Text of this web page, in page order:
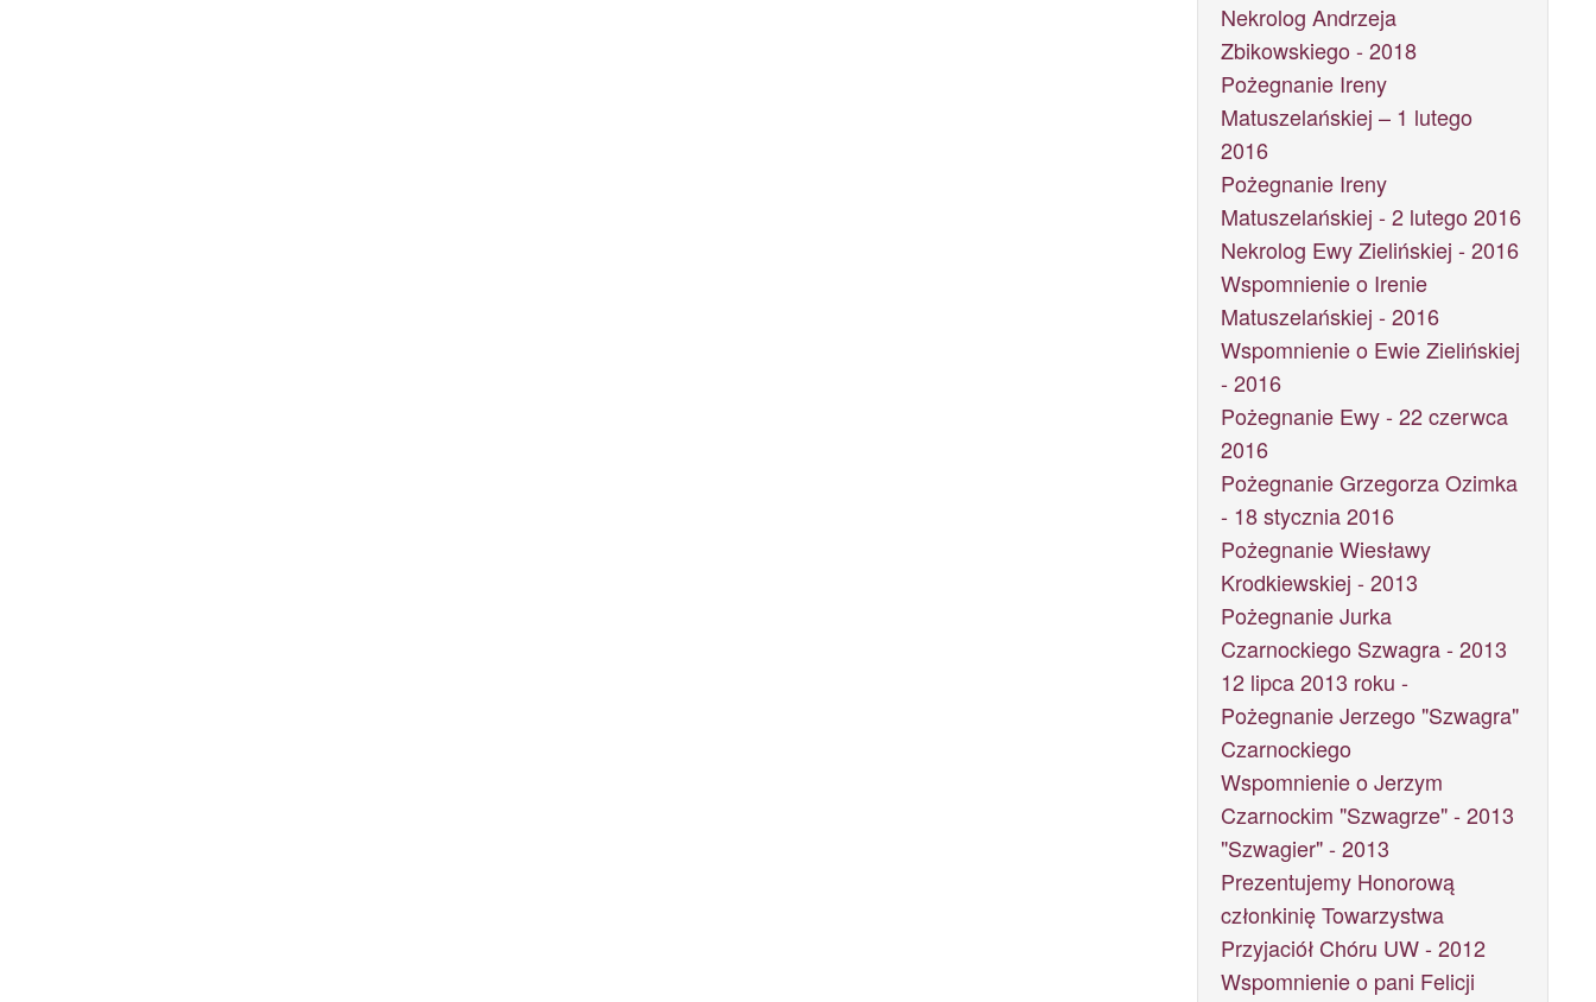
Nekrolog Andrzeja
Zbikowskiego - 2018
Pożegnanie Ireny
Matuszelańskiej – 1 lutego
2016
Pożegnanie Ireny
Matuszelańskiej - 2 lutego 2016
Nekrolog Ewy Zielińskiej - 2016
Wspomnienie o Irenie
Matuszelańskiej - 2016
Wspomnienie o Ewie Zielińskiej
- 2016
Pożegnanie Ewy - 22 czerwca
2016
Pożegnanie Grzegorza Ozimka
- 18 stycznia 2016
Pożegnanie Wiesławy
Krodkiewskiej - 2013
Pożegnanie Jurka
Czarnockiego Szwagra - 2013
12 lipca 2013 roku -
Pożegnanie Jerzego "Szwagra"
Czarnockiego
Wspomnienie o Jerzym
Czarnockim "Szwagrze" - 2013
"Szwagier" - 2013
Prezentujemy Honorową
członkinię Towarzystwa
Przyjaciół Chóru UW - 2012
Wspomnienie o pani Felicji